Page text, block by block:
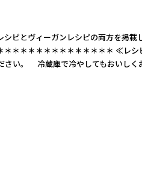
ィーガンレシピの両方を
＊＊＊＊＊＊＊＊＊＊＊
い。 冷蔵庫で冷やしてもおいしく